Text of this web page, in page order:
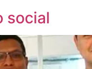
social